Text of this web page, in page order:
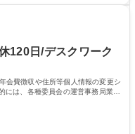
事務】
全週休2日
粘り強く業務に取り組める
、期限を意識したスケジュ
部門、コーポレート部門）
：大学
120日/デスクワーク
会費徴収や住所等個人情報の変更シ
は、各種委員会の運営事務局業務